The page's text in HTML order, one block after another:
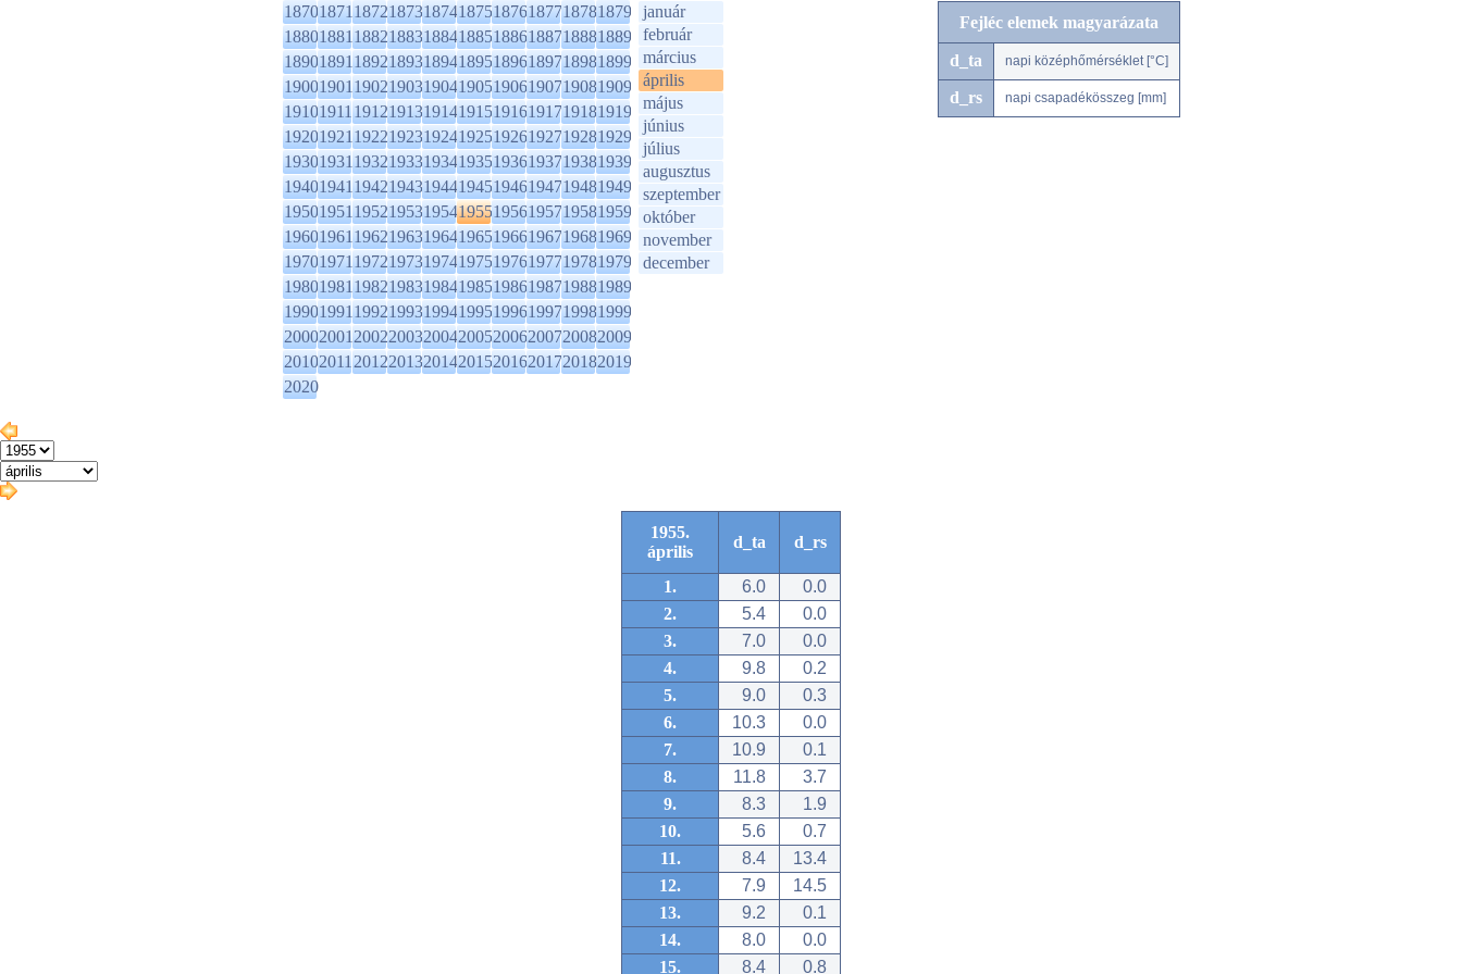
1870187118721873187418751876187718781879
1880188118821883188418851886188718881889
1890189118921893189418951896189718981899
1900190119021903190419051906190719081909
1910191119121913191419151916191719181919
1920192119221923192419251926192719281929
1930193119321933193419351936193719381939
1940194119421943194419451946194719481949
1950195119521953195419551956195719581959
1960196119621963196419651966196719681969
1970197119721973197419751976197719781979
1980198119821983198419851986198719881989
1990199119921993199419951996199719981999
2000200120022003200420052006200720082009
2010201120122013201420152016201720182019
2020
január
február
március
április
május
június
július
augusztus
szeptember
október
november
december
Fejléc elemek magyarázata
d_ta napi középhőmérséklet [°C]
d_rs napi csapadékösszeg [mm]
1955.
április
d_ta d_rs
1. 6.0
0.0
2.
5.4
0.0
3.
7.0
0.0
4.
9.8
0.2
5.
9.0
0.3
6.
10.3
0.0
7.
10.9
0.1
8.
11.8
3.7
9.
8.3
1.9
10.
5.6
0.7
11.
8.4
13.4
12.
7.9
14.5
13.
9.2
0.1
14.
8.0
0.0
15.
8.4 0.8